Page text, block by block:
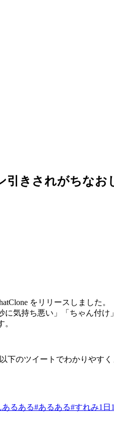
きされがちな
をリリースしました。
気持ち悪い」「ちゃん付け
のツイートでわかりやすく
るある#あるある#すれみ1日